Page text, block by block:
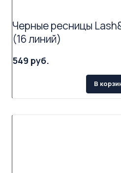
Черные ресницы
(16 линий)
549 руб.
В